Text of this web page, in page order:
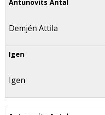
Demjén Attila
Igen